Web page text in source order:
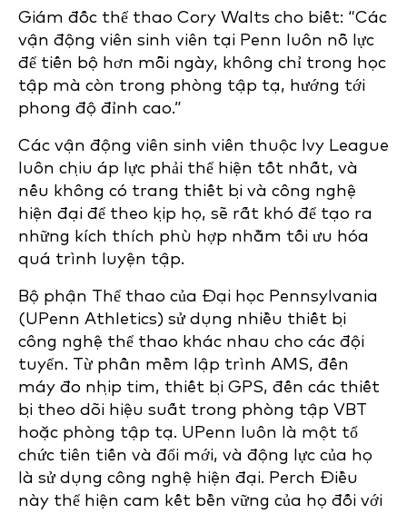
Giám đốc thể thao Cory Walts cho biết: “Các
vận động viên sinh viên tại Penn luôn nỗ lực
để tiến bộ hơn mỗi ngày, không chỉ trong học
tập mà còn trong phòng tập tạ, hướng tới
phong độ đỉnh cao.”
Các vận động viên sinh viên thuộc Ivy League
luôn chịu áp lực phải thể hiện tốt nhất, và
nếu không có trang thiết bị và công nghệ
hiện đại để theo kịp họ, sẽ rất khó để tạo ra
những kích thích phù hợp nhằm tối ưu hóa
quá trình luyện tập.
Bộ phận Thể thao của Đại học Pennsylvania
(UPenn Athletics) sử dụng nhiều thiết bị
công nghệ thể thao khác nhau cho các đội
tuyển. Từ phần mềm lập trình AMS, đến
máy đo nhịp tim, thiết bị GPS, đến các thiết
bị theo dõi hiệu suất trong phòng tập VBT
hoặc phòng tập tạ. UPenn luôn là một tổ
chức tiên tiến và đổi mới, và động lực của họ
là sử dụng công nghệ hiện đại. Perch Điều
này thể hiện cam kết bền vững của họ đối với